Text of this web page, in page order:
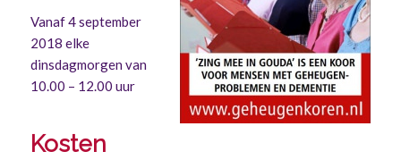
Vanaf 4 september
2018 elke
dinsdagmorgen van
10.00 – 12.00 uur
Kosten